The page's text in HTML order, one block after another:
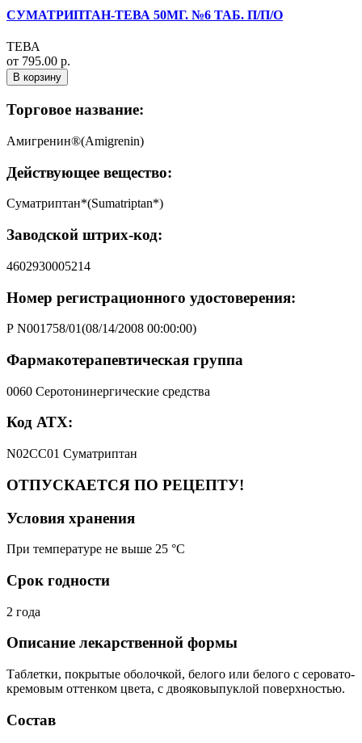
СУМАТРИПТАН-ТЕВА 50МГ. №6 ТАБ. П/П/О
ТЕВА
от 795.00 р.
В корзину
Торговое название:
Амигренин®(Amigrenin)
Действующее вещество:
Суматриптан*(Sumatriptan*)
Заводской штрих-код:
4602930005214
Номер регистрационного удостоверения:
Р N001758/01(08/14/2008 00:00:00)
Фармакотерапевтическая группа
0060 Серотонинергические средства
Код АТХ:
N02CC01 Суматриптан
ОТПУСКАЕТСЯ ПО РЕЦЕПТУ!
Условия хранения
При температуре не выше 25 °C
Срок годности
2 года
Описание лекарственной формы
Таблетки, покрытые оболочкой, белого или белого с серовато-
кремовым оттенком цвета, с двояковыпуклой поверхностью.
Состав